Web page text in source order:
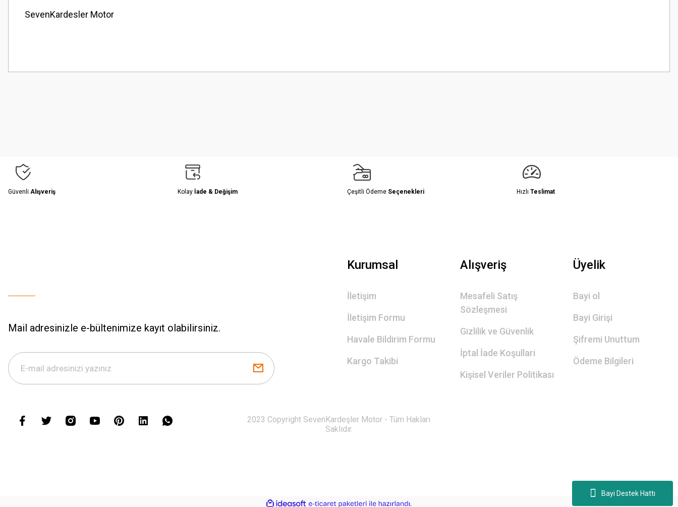
Bayi Destek Hattı
SevenKardesler Motor
Görüş ve önerileriniz için teşekkür ederiz.
Güvenli Alışveriş Kolay İade & Değişim Çeşitli Ödeme Seçenekleri Hızlı Teslimat
Mail adresinizle e-bültenimize kayıt olabilirsiniz.
Kurumsal
İletişim
İletişim Formu
Havale Bildirim Formu
Kargo Takibi
Alışveriş
Mesafeli Satış
Sözleşmesi
Gizlilik ve Güvenlik
İptal İade Koşullari
Kişisel Veriler Politikası
Üyelik
Bayi ol
Bayi Girişi
Şifremi Unuttum
Ödeme Bilgileri
2023 Copyright SevenKardeşler Motor - Tüm Hakları
Saklıdır.
ideasoft e-